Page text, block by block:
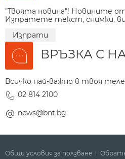
"Твоята новина"! Новините
Изпратете текст, снимки,
Изпрати
ВРЪЗКА С
Всичко най-важно в твоя
02 814 2100
news@bnt.bg
Общи условия за ползване